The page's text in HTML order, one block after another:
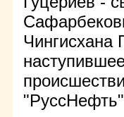
Чингисхана